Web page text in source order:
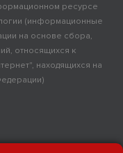
ресурсе
(информационные
на основе сбора,
относящихся к
находящихся на